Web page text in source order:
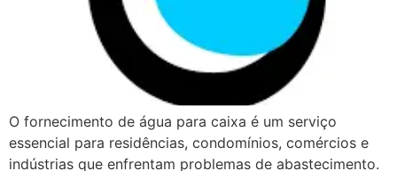
O fornecimento de água para caixa é um serviço
essencial para residências, condomínios, comércios e
indústrias que enfrentam problemas de abastecimento.